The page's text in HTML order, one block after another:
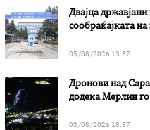
Двајца
сообраќајката
05/08/2026 13:37
Дронови над
додека Мерлин
03/08/2026 18:37